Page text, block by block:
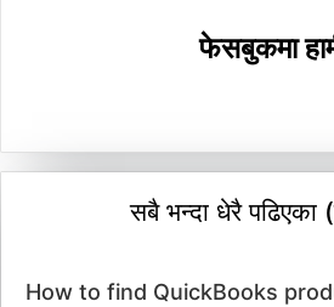
फेसबुकमा
सबै भन्दा धेरै पढिएका
How to find QuickBooks